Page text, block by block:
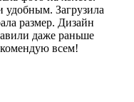
удобным. Загрузила
размер. Дизайн
даже раньше
всем!